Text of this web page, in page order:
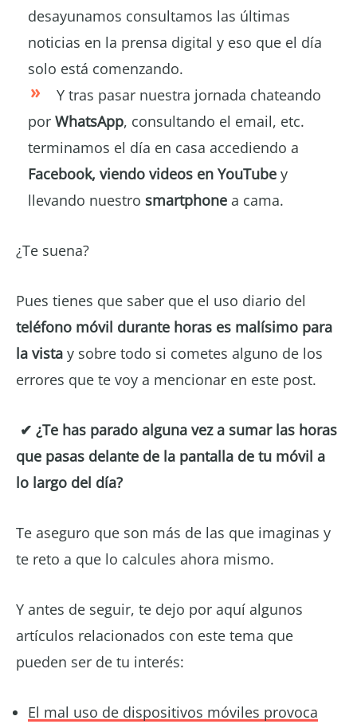
desayunamos consultamos las últimas
noticias en la prensa digital y eso que el día
solo está comenzando.
Y tras pasar nuestra jornada chateando
por WhatsApp, consultando el email, etc.
terminamos el día en casa accediendo a
Facebook, viendo videos en YouTube y
llevando nuestro smartphone a cama.
¿Te suena?
Pues tienes que saber que el uso diario del
teléfono móvil durante horas es malísimo para
la vista y sobre todo si cometes alguno de los
errores que te voy a mencionar en este post.
✔ ¿Te has parado alguna vez a sumar las horas
que pasas delante de la pantalla de tu móvil a
lo largo del día?
Te aseguro que son más de las que imaginas y
te reto a que lo calcules ahora mismo.
Y antes de seguir, te dejo por aquí algunos
artículos relacionados con este tema que
pueden ser de tu interés:
El mal uso de dispositivos móviles provoca